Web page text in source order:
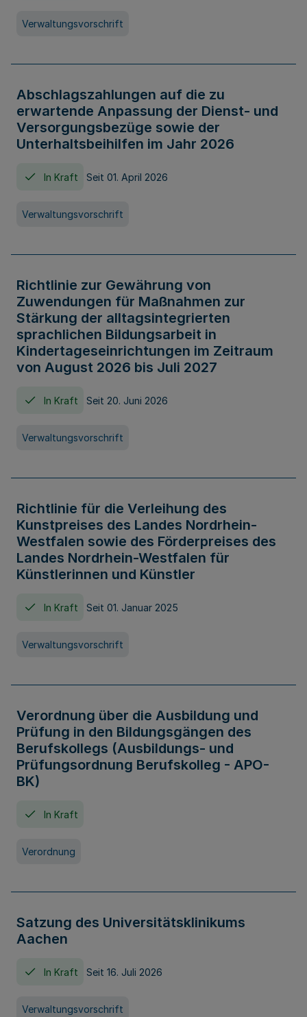
Verwaltungsvorschrift
Abschlagszahlungen auf die zu
erwartende Anpassung der Dienst- und
Versorgungsbezüge sowie der
Unterhaltsbeihilfen im Jahr 2026
In Kraft Seit 01. April 2026
Verwaltungsvorschrift
Richtlinie zur Gewährung von
Zuwendungen für Maßnahmen zur
Stärkung der alltagsintegrierten
sprachlichen Bildungsarbeit in
Kindertageseinrichtungen im Zeitraum
von August 2026 bis Juli 2027
In Kraft Seit 20. Juni 2026
Verwaltungsvorschrift
Richtlinie für die Verleihung des
Kunstpreises des Landes Nordrhein-
Westfalen sowie des Förderpreises des
Landes Nordrhein-Westfalen für
Künstlerinnen und Künstler
In Kraft Seit 01. Januar 2025
Verwaltungsvorschrift
Verordnung über die Ausbildung und
Prüfung in den Bildungsgängen des
Berufskollegs (Ausbildungs- und
Prüfungsordnung Berufskolleg - APO-
BK)
In Kraft
Verordnung
Satzung des Universitätsklinikums
Aachen
In Kraft Seit 16. Juli 2026
Verwaltungsvorschrift